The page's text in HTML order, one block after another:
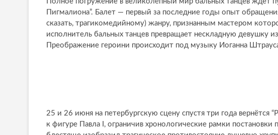
Пигмалиона”. Балет — первый за последние годы опыт
сказать, трагикомедийному) жанру, признанным мастером
исполнитель бальных танцев превращает нескладную девушку
Преображение героини происходит под музыку Иоганна
25 и 26 июня на петербургскую сцену спустя три года вернётся
к фигуре Павла I, ограничив хронологические рамки